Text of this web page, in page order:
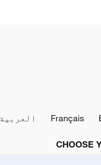
Français العربية
CHOOSE